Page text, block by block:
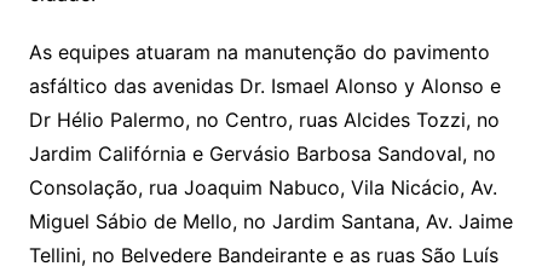
As equipes atuaram na manutenção do pavimento
asfáltico das avenidas Dr. Ismael Alonso y Alonso e
Dr Hélio Palermo, no Centro, ruas Alcides Tozzi, no
Jardim Califórnia e Gervásio Barbosa Sandoval, no
Consolação, rua Joaquim Nabuco, Vila Nicácio, Av.
Miguel Sábio de Mello, no Jardim Santana, Av. Jaime
Tellini, no Belvedere Bandeirante e as ruas São Luís